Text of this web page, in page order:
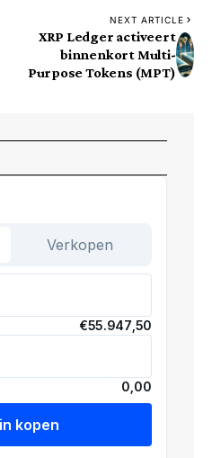
NEXT ARTICLE
XRP Ledger activeert
binnenkort Multi-
Purpose Tokens (MPT)